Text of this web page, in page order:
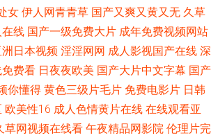
国产91网红在线观看 亚州成人小说网 超碰人妻福利
洲熟妇爱ab AV大香蕉久久草 久久蜜桃成人网 尤物
亚洲成人色图网址 白丝jk后入 欧美国产日韩福利 91
女 伊人网青青草 国产又爽又黄又无 久草
线 国产一级免费大片 成年免费视频网站
洲日本视频 淫淫网网 成人影视国产在线 深
费看 日夜夜欧美 国产大片中文字幕 国产
你懂得 黄色三级片毛片 免费电影片 日韩
欧美性16 成人色情黄片在线 在线观看亚
草网视频在线看 午夜精品网影院 伦理片完